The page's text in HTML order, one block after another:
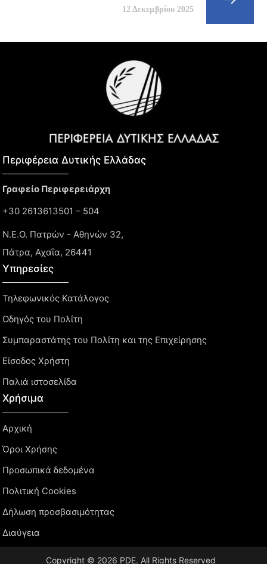
12 Δεκεμβρίου 2025
Περιφέρεια Δυτικής Ελλάδας​
Γραφείο Περιφερειάρχη
+30 2613613501 – 504
Ν.Ε.Ο. Πατρών - Αθηνών 32,
Πάτρα, Αχαΐα, 26441
Υπηρεσίες
Τηλεφωνικός Κατάλογος
Οδηγός του Πολίτη
Συμπαραστάτης του Πολίτη και της Επιχείρησης
Είσοδος Χρήστη
Παλιά ιστοσελίδα
Χρήσιμα
Αρχική
Όροι Χρήσης
Προσωπικά δεδομένα
Πολιτική Cookies
Δήλωση προσβασιμότητας
Διαύγεια
Copyright © 2026 PDE. All Rights Reserved